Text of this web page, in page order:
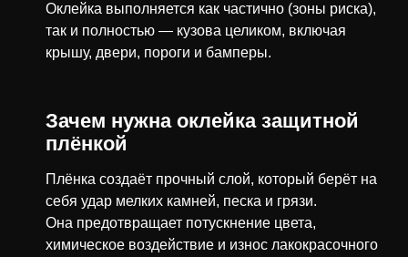
Оклейка выполняется как частично (зоны риска),
так и полностью — кузова целиком, включая
крышу, двери, пороги и бамперы.
Зачем нужна оклейка защитной
плёнкой
Плёнка создаёт прочный слой, который берёт на
себя удар мелких камней, песка и грязи.
Она предотвращает потускнение цвета,
химическое воздействие и износ лакокрасочного